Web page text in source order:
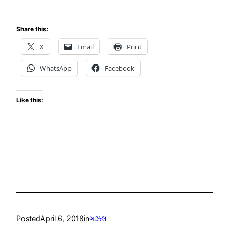
Share this:
X Email Print
WhatsApp Facebook
Like this:
PostedApril 6, 2018inગઝલ